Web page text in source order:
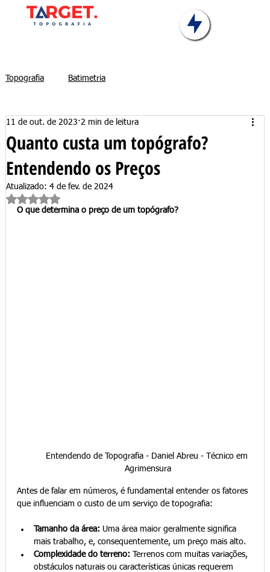
Topografia Batimetria
Quanto custa um topógrafo?
Entendendo os Preços
11 de out. de 2023 2 min de leitura
Atualizado: 4 de fev. de 2024
Avaliado com NaN de 5 estrelas.
O que determina o preço de um topógrafo?
Entendendo de Topografia - Daniel Abreu - Técnico em
Agrimensura
Antes de falar em números, é fundamental entender os fatores
que influenciam o custo de um serviço de topografia:
Tamanho da área: Uma área maior geralmente significa
mais trabalho, e, consequentemente, um preço mais alto.
Complexidade do terreno: Terrenos com muitas variações,
obstáculos naturais ou características únicas requerem